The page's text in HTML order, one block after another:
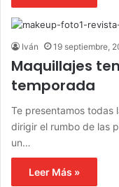
Iván 19 septiembre,
Maquillajes
temporada
Te presentamos todas
dirigir el rumbo de las
un…
Leer Más »